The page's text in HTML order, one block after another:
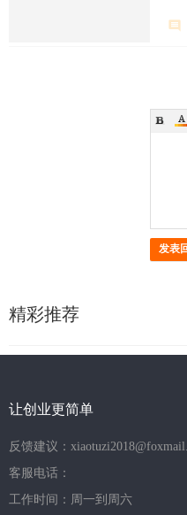
发表
精彩推荐
让创业更简单
反馈建议：
客服电话：
工作时间：周一到周六